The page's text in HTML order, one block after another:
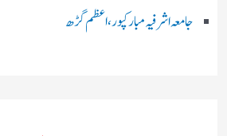
جامعہ اشرفیہ مبارکپور،اعظم گڑھ